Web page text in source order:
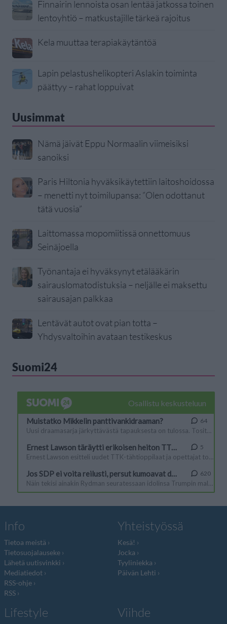
Finnairin lennoista osan lentää jatkossa toinen
lentoyhtiö – matkustajille tärkeä rajoitus
Kela muuttaa terapiakäytäntöä
Lapin pelastushelikopteri Aslakin toiminta
päättyy – rahat loppuivat
Uusimmat
Nämä jäivät Eppu Normaalin viimeisiksi
sanoiksi
Paris Hiltonia hyväksikäytettiin laitoshoidossa
– menetti nyt toimilupansa: ”Olen odottanut
tätä vuosia”
Laittomassa mopomiitissä onnettomuus
Seinäjoella
Työnantaja ei hyväksynyt etälääkärin
sairauslomatodistuksia – neljälle ei maksettu
sairausajan palkkaa
Lentävät autot ovat pian totta –
Yhdysvaltoihin avataan testikeskus
Suomi24
Info
Tietoa meistä
Tietosuojalauseke
Lähetä uutisvinkki
Mediatiedot
RSS-ohje
RSS
Yhteistyössä
Kesä!
Jocka
Tyyliniekka
Päivän Lehti
Lifestyle Viihde